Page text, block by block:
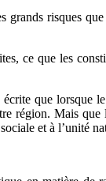
risques
ce que les
que lorsque
région. Mais
et à l’unité